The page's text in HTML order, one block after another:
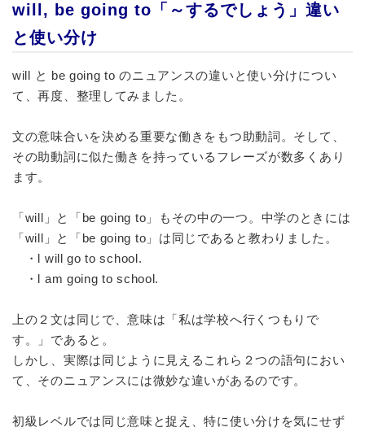
will, be going to「～するでしょう」違い
と使い分け
will と be going to のニュアンスの違いと使い分けについ
て、再度、整理してみました。
文の意味合いを決める重要な働きをもつ助動詞。そして、
その助動詞に似た働きを持っているフレーズが数多くあり
ます。
「will」と「be going to」もその中の一つ。中学のときには
「will」と「be going to」は同じであると教わりました。
・l will go to school.
・l am going to school.
上の２文は同じで、意味は「私は学校へ行くつもりで
す。」であると。
しかし、実際は同じように見えるこれら２つの語句におい
て、そのニュアンスには微妙な違いがあるのです。
初級レベルでは同じ意味と捉え、特に使い分けを気にせず